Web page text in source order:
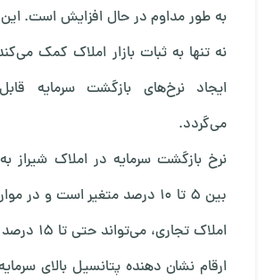
به طور مداوم در حال افزایش است. این
نه تنها به ثبات بازار املاک کمک
ایجاد نرخ‌های بازگشت سرمایه
می‌گردد.
نرخ بازگشت سرمایه در املاک شیراز
بین ۵ تا ۱۰ درصد متغیر است و در
املاک
ارقام نشان دهنده پتانسیل بالای